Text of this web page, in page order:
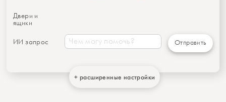
Двери и
ящики
ИИ запрос Отправить
+ расширенные настройки